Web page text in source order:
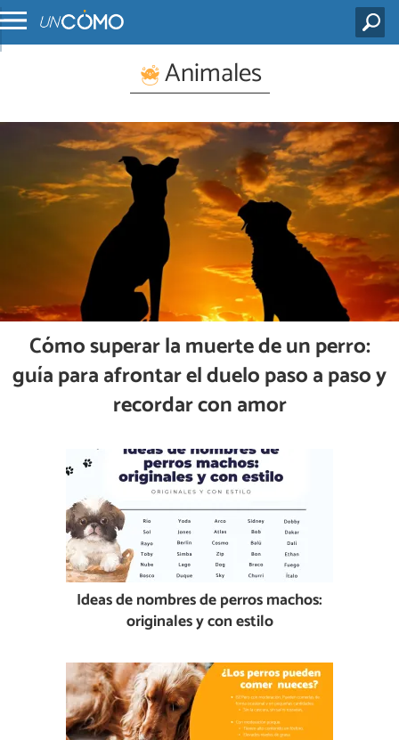
Animales
Cómo superar la muerte de un perro:
guía para afrontar el duelo paso a paso y
recordar con amor
Ideas de nombres de perros machos:
originales y con estilo